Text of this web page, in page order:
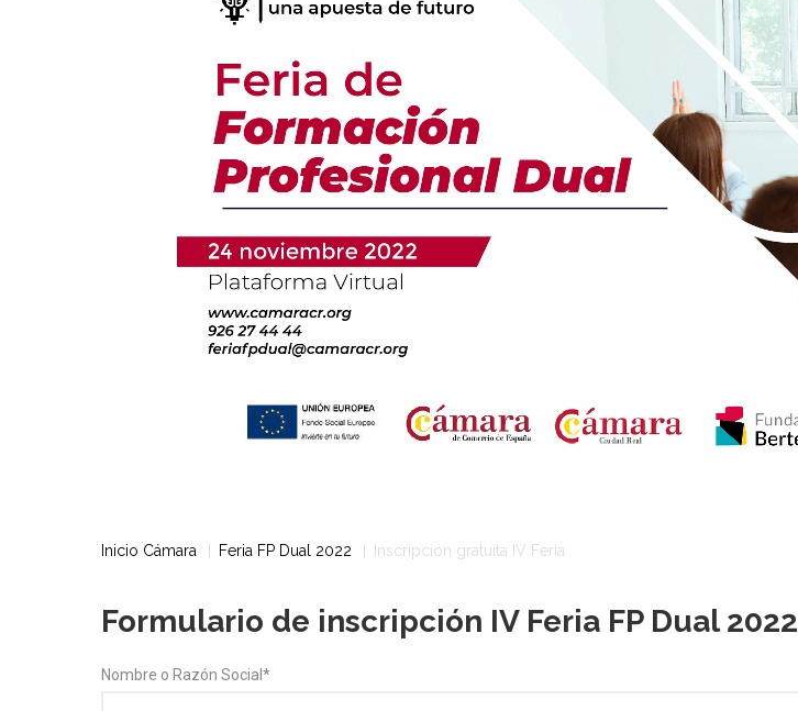
Inicio Cámara Feria FP Dual 2022 Inscripción gratuita IV Feria
Formulario de inscripción IV Feria FP Dual 2022
Nombre o Razón Social *